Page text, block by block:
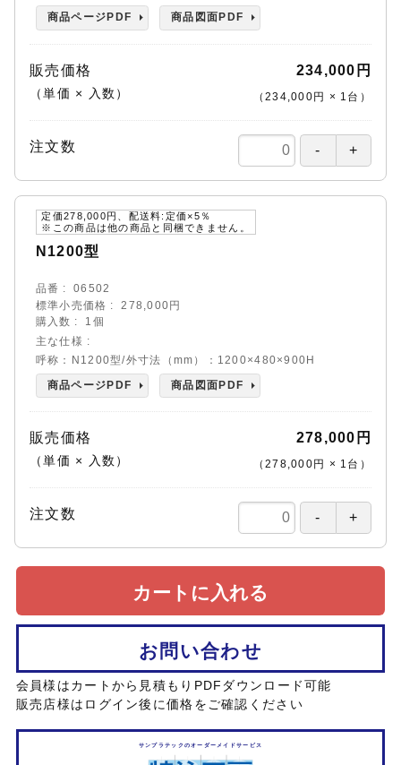
商品ページPDF
商品図面PDF
販売価格
（単価 × 入数）
234,000円
（234,000円 × 1 台 ）
注文数
定価278,000円、配送料:定価×5％
※この商品は他の商品と同梱できません。
N1200型
品番
06502
標準小売価格
278,000円
購入数
1個
主な仕様
呼称：N1200型/外寸法（mm）：1200×480×900H
商品ページPDF
商品図面PDF
販売価格
（単価 × 入数）
278,000円
（278,000円 × 1 台 ）
注文数
サンプラテックのオーダーメイドサービス
お問い合わせ
カートに入れる
会員様はカートから見積もりPDFダウンロード可能
販売店様はログイン後に価格をご確認ください